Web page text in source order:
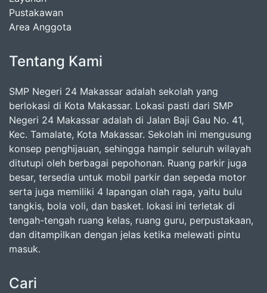
Pustakawan
Area Anggota
Tentang Kami
SMP Negeri 24 Makassar adalah sekolah yang
berlokasi di Kota Makassar. Lokasi pasti dari SMP
Negeri 24 Makassar adalah di Jalan Baji Gau No. 41,
Kec. Tamalate, Kota Makassar. Sekolah ini mengusung
konsep penghijauan, sehingga hampir seluruh wilayah
ditutupi oleh berbagai pepohonan. Ruang parkir juga
besar, tersedia untuk mobil parkir dan sepeda motor
serta juga memiliki 4 lapangan olah raga, yaitu bulu
tangkis, bola voli, dan basket. lokasi ini terletak di
tengah-tengah ruang kelas, ruang guru, perpustakaan,
dan ditampilkan dengan jelas ketika melewati pintu
masuk.
Cari